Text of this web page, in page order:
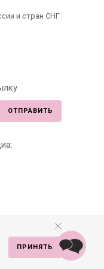
и стран СНГ
ОТПРАВИТЬ
ПРИНЯТЬ